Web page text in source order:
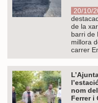
20/10/
de la
barri de
millora
carrer
nom
Ferrer i